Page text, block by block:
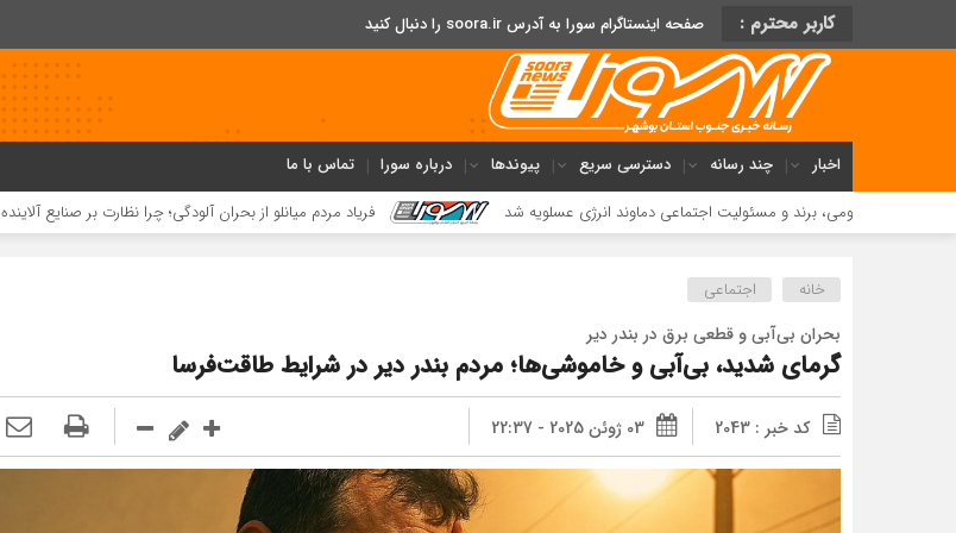
کاربر محترم : صفحه اینستاگرام سورا به آدرس soora.ir را دنبال کنید
اخبار چند رسانه دسترسی سریع پیوندها درباره سورا تماس با ما
برند و مسئولیت اجتماعی دماوند انرژی عسلویه شد فریاد مردم میانلو از بحران آلودگی؛ چرا نظارت بر صنایع آلاینده جدی نیست؟
خانه اجتماعی
بحران بی‌آبی و قطعی برق در بندر دیر
گرمای شدید، بی‌آبی و خاموشی‌ها؛ مردم بندر دیر در شرایط طاقت‌فرسا
کد خبر : 2043 03 ژوئن 2025 - 22:37